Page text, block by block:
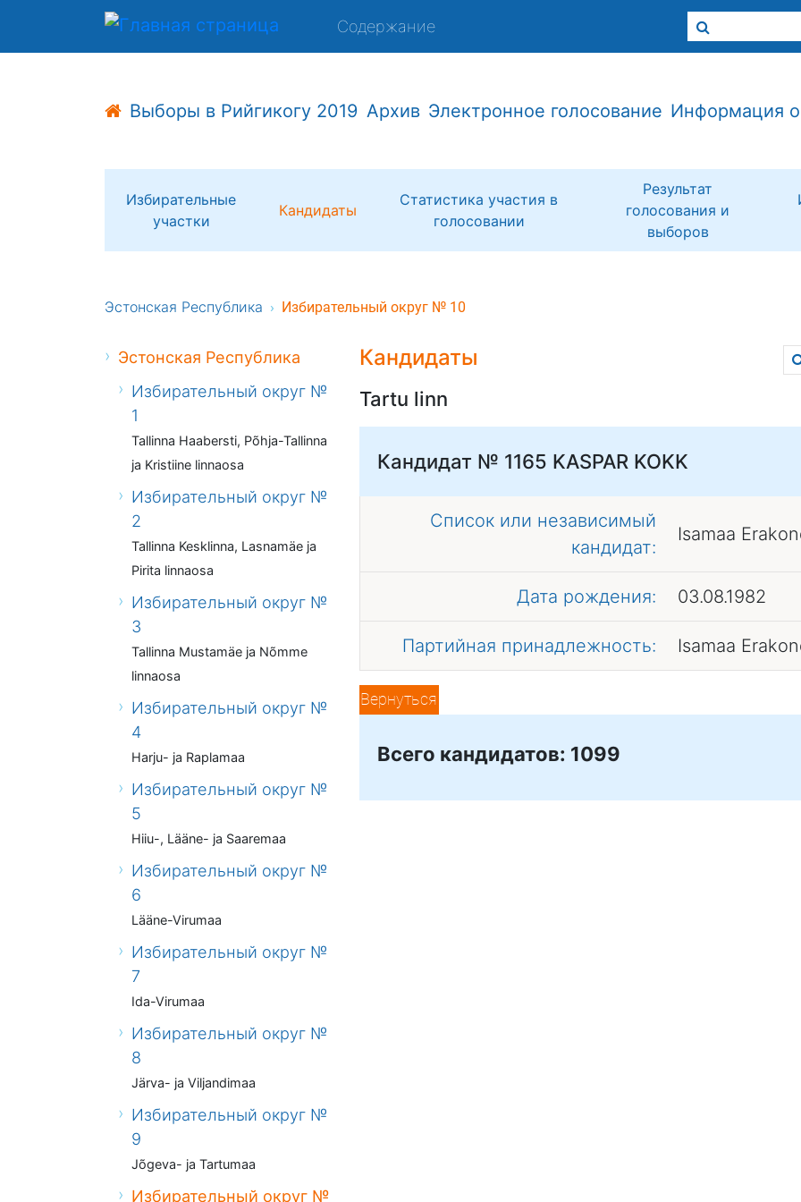
Содержание
Выборы в Рийгикогу 2019 Архив Электронное голосование Информация
Избирательные
участки
Кандидаты
Статистика участия в
голосовании
Результат
голосования и
выборов
Эстонская Республика Избирательный округ № 10
Эстонская Республика
Избирательный округ №
1
Tallinna Haabersti, Põhja-Tallinna
ja Kristiine linnaosa
Избирательный округ №
2
Tallinna Kesklinna, Lasnamäe ja
Pirita linnaosa
Избирательный округ №
3
Tallinna Mustamäe ja Nõmme
linnaosa
Избирательный округ №
4
Harju- ja Raplamaa
Избирательный округ №
5
Hiiu-, Lääne- ja Saaremaa
Избирательный округ №
6
Lääne-Virumaa
Избирательный округ №
7
Ida-Virumaa
Избирательный округ №
8
Järva- ja Viljandimaa
Избирательный округ №
9
Jõgeva- ja Tartumaa
Избирательный округ №
Кандидаты
Tartu linn
Кандидат № 1165 KASPAR KOKK
Список или независимый
кандидат:
Isamaa
Дата рождения: 03.08.1982
Партийная принадлежность: Isamaa
Вернуться
Всего кандидатов: 1099